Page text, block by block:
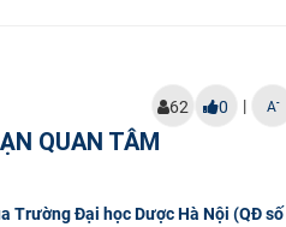
62 0 | A-
QUAN TÂM
Trường Đại học Dược Hà Nội (QĐ